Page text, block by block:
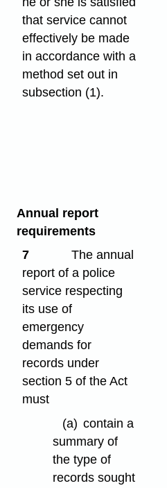
that service cannot
effectively be made
in accordance with a
method set out in
subsection (1).
Annual report
requirements
7
The annual
report of a police
service respecting
its use of
emergency
demands for
records under
section 5 of the Act
must
(a) contain a
summary of
the type of
records sought